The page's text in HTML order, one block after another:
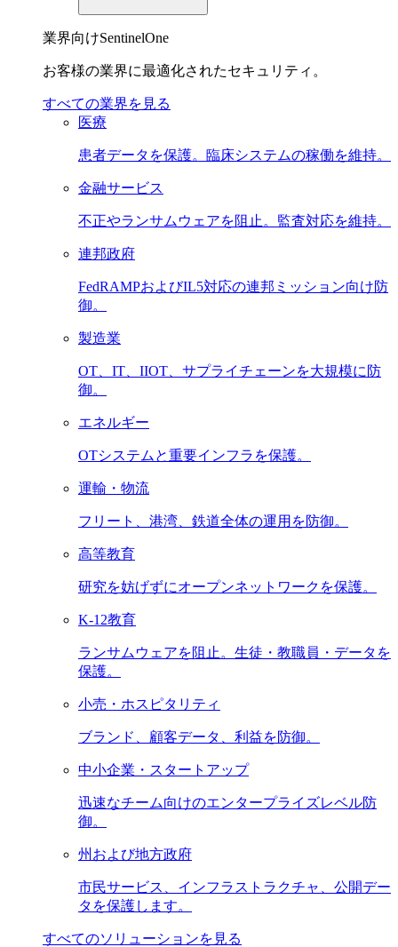
業界向けSentinelOne
お客様の業界に最適化されたセキュリティ。
すべての業界を見る
医療
患者データを保護。臨床システムの稼働を維持。
金融サービス
不正やランサムウェアを阻止。監査対応を維持。
連邦政府
FedRAMPおよびIL5対応の連邦ミッション向け防
御。
製造業
OT、IT、IIOT、サプライチェーンを大規模に防
御。
エネルギー
OTシステムと重要インフラを保護。
運輸・物流
フリート、港湾、鉄道全体の運用を防御。
高等教育
研究を妨げずにオープンネットワークを保護。
K-12教育
ランサムウェアを阻止。生徒・教職員・データを
保護。
小売・ホスピタリティ
ブランド、顧客データ、利益を防御。
中小企業・スタートアップ
迅速なチーム向けのエンタープライズレベル防
御。
州および地方政府
市民サービス、インフラストラクチャ、公開デー
タを保護します。
すべてのソリューションを見る